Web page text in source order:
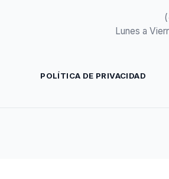
Lunes a
POLÍTICA DE PRIVACIDAD